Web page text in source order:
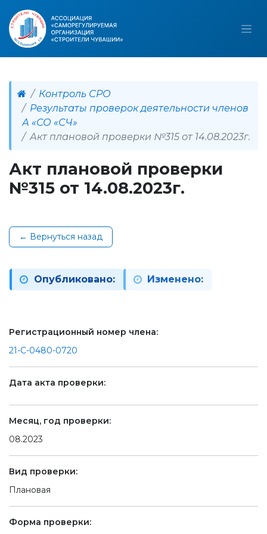
Контроль СРО
Результаты проверок деятельности членов
А «СО «СЧ»
Акт плановой проверки №315 от 14.08.2023г.
Акт плановой проверки
№315 от 14.08.2023г.
← Вернуться назад
Опубликовано: Изменено:
Регистрационный номер члена:
21-С-0480-0720
Дата акта проверки:
Месяц, год проверки:
08.2023
Вид проверки:
Плановая
Форма проверки: